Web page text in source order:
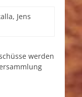
Jens
werden